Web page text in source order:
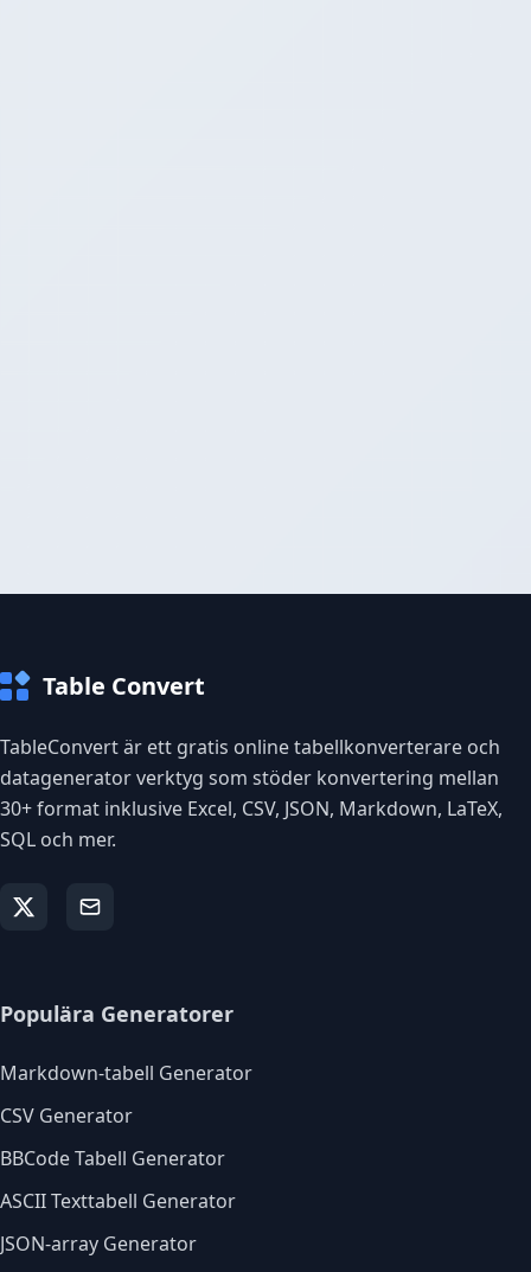
Table Convert
TableConvert är ett gratis online tabellkonverterare och
datagenerator verktyg som stöder konvertering mellan
30+ format inklusive Excel, CSV, JSON, Markdown, LaTeX,
SQL och mer.
Populära Generatorer
Markdown-tabell Generator
CSV Generator
BBCode Tabell Generator
ASCII Texttabell Generator
JSON-array Generator